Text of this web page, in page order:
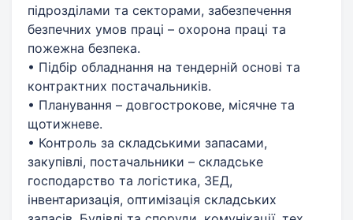
підрозділами та секторами, забезпечення
безпечних умов праці – охорона праці та
пожежна безпека.
• Підбір обладнання на тендерній основі та
контрактних постачальників.
• Планування – довгострокове, місячне та
щотижневе.
• Контроль за складськими запасами,
закупівлі, постачальники – складське
господарство та логістика, ЗЕД,
інвентаризація, оптимізація складських